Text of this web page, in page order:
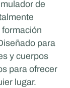
de
para
y cuerpos
para ofrecer
lugar.